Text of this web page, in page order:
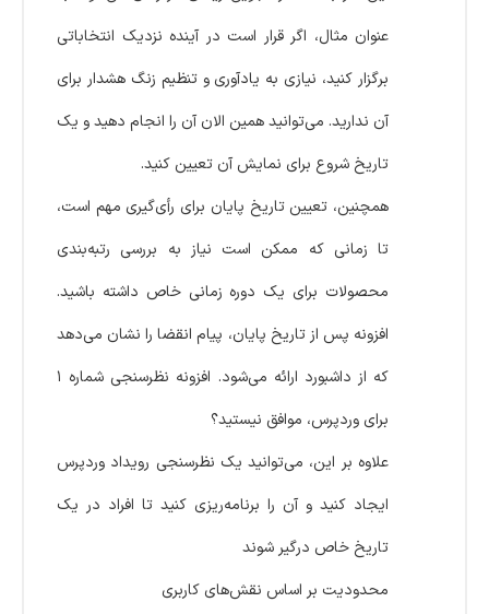
عنوان مثال، اگر قرار است در آینده نزدیک انتخاباتی
برگزار کنید، نیازی به یادآوری و تنظیم زنگ هشدار برای
آن ندارید. می‌توانید همین الان آن را انجام دهید و یک
تاریخ شروع برای نمایش آن تعیین کنید.
همچنین، تعیین تاریخ پایان برای رأی‌گیری مهم است،
تا زمانی که ممکن است نیاز به بررسی رتبه‌بندی
محصولات برای یک دوره زمانی خاص داشته باشید.
افزونه پس از تاریخ پایان، پیام انقضا را نشان می‌دهد
که از داشبورد ارائه می‌شود. افزونه نظرسنجی شماره ۱
برای وردپرس، موافق نیستید؟
علاوه بر این، می‌توانید یک نظرسنجی رویداد وردپرس
ایجاد کنید و آن را برنامه‌ریزی کنید تا افراد در یک
تاریخ خاص درگیر شوند
محدودیت بر اساس نقش‌های کاربری